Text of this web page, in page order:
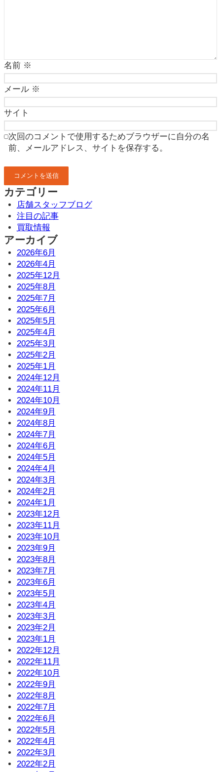
名前 ※
メール ※
サイト
次回のコメントで使用するためブラウザーに自分の名
前、メールアドレス、サイトを保存する。
カテゴリー
店舗スタッフブログ
注目の記事
買取情報
アーカイブ
2026年6月
2026年4月
2025年12月
2025年8月
2025年7月
2025年6月
2025年5月
2025年4月
2025年3月
2025年2月
2025年1月
2024年12月
2024年11月
2024年10月
2024年9月
2024年8月
2024年7月
2024年6月
2024年5月
2024年4月
2024年3月
2024年2月
2024年1月
2023年12月
2023年11月
2023年10月
2023年9月
2023年8月
2023年7月
2023年6月
2023年5月
2023年4月
2023年3月
2023年2月
2023年1月
2022年12月
2022年11月
2022年10月
2022年9月
2022年8月
2022年7月
2022年6月
2022年5月
2022年4月
2022年3月
2022年2月